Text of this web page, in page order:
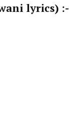
lyrics) :-